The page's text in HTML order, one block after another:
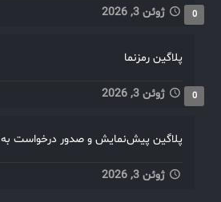
ژوئن 3, 2026 0
پلاگین رمزنما
ژوئن 3, 2026 0
پلاگین پیش‌نمایش و صدور درخواست به PDF
ژوئن 3, 2026